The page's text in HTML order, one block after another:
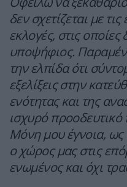
δεν σχετίζεται με
εκλογές, στις
υποψήφιος.
την ελπίδα ότι
εξελίξεις στην
ενότητας και της
ισχυρό
Μόνη μου έγνοια, ως
ο χώρος μας στις
ενωμένος και όχι